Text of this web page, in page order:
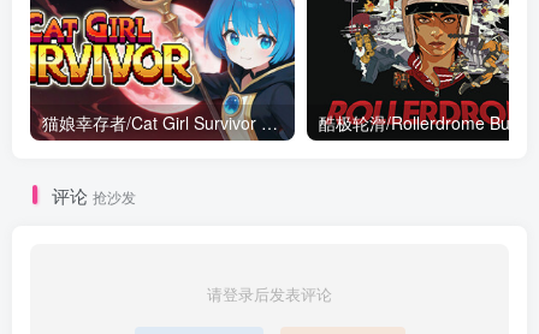
猫娘幸存者/Cat Girl Survivor Build.21256170|动作冒险|容量548MB|免安装绿色中文版
评论 抢沙发
请登录后发表评论